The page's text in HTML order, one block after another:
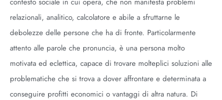
relazionali, analitico, calcolatore e abile a sfruttarne le
debolezze delle persone che ha di fronte. Particolarmente
attento alle parole che pronuncia, è una persona molto
motivata ed eclettica, capace di trovare molteplici soluzioni alle
problematiche che si trova a dover affrontare e determinata a
conseguire profitti economici o vantaggi di altra natura. Di